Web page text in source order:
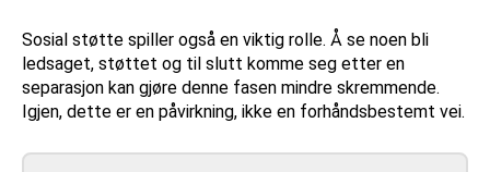
Sosial støtte spiller også en viktig rolle. Å se noen bli
ledsaget, støttet og til slutt komme seg etter en
separasjon kan gjøre denne fasen mindre skremmende.
Igjen, dette er en påvirkning, ikke en forhåndsbestemt vei.